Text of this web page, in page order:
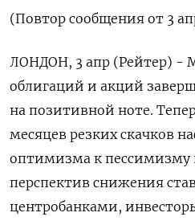
(Повтор сообщения от 3
ЛОНДОН, 3 апр (Рейтер) -
облигаций и акций
на позитивной ноте.
месяцев резких скачков
оптимизма к пессимизму
перспектив снижения
центробанками,